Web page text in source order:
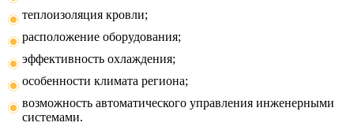
теплоизоляция кровли;
расположение оборудования;
эффективность охлаждения;
особенности климата региона;
возможность автоматического управления инженерными
системами.